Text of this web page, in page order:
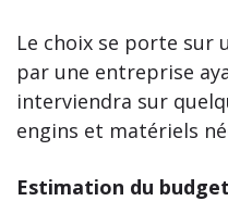
Le choix se porte sur
par une entreprise
interviendra sur
engins et matériels
Estimation du